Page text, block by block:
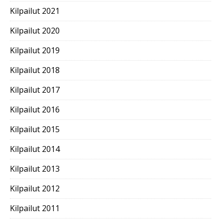
Kilpailut 2021
Kilpailut 2020
Kilpailut 2019
Kilpailut 2018
Kilpailut 2017
Kilpailut 2016
Kilpailut 2015
Kilpailut 2014
Kilpailut 2013
Kilpailut 2012
Kilpailut 2011